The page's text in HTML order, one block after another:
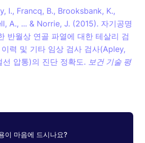
I., Francq, B., Brooksbank, K.,
A., ... & Norrie, J. (2015). 자기공명
반월상 연골 파열에 대한 테살리 검
력 및 기타 임상 검사 검사(Apley,
압통)의 진단 정확도. 보건 기술 평
이 마음에 드시나요?